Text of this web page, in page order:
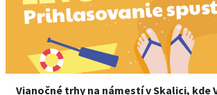
Vianočné trhy na námestí v Skalici, kde